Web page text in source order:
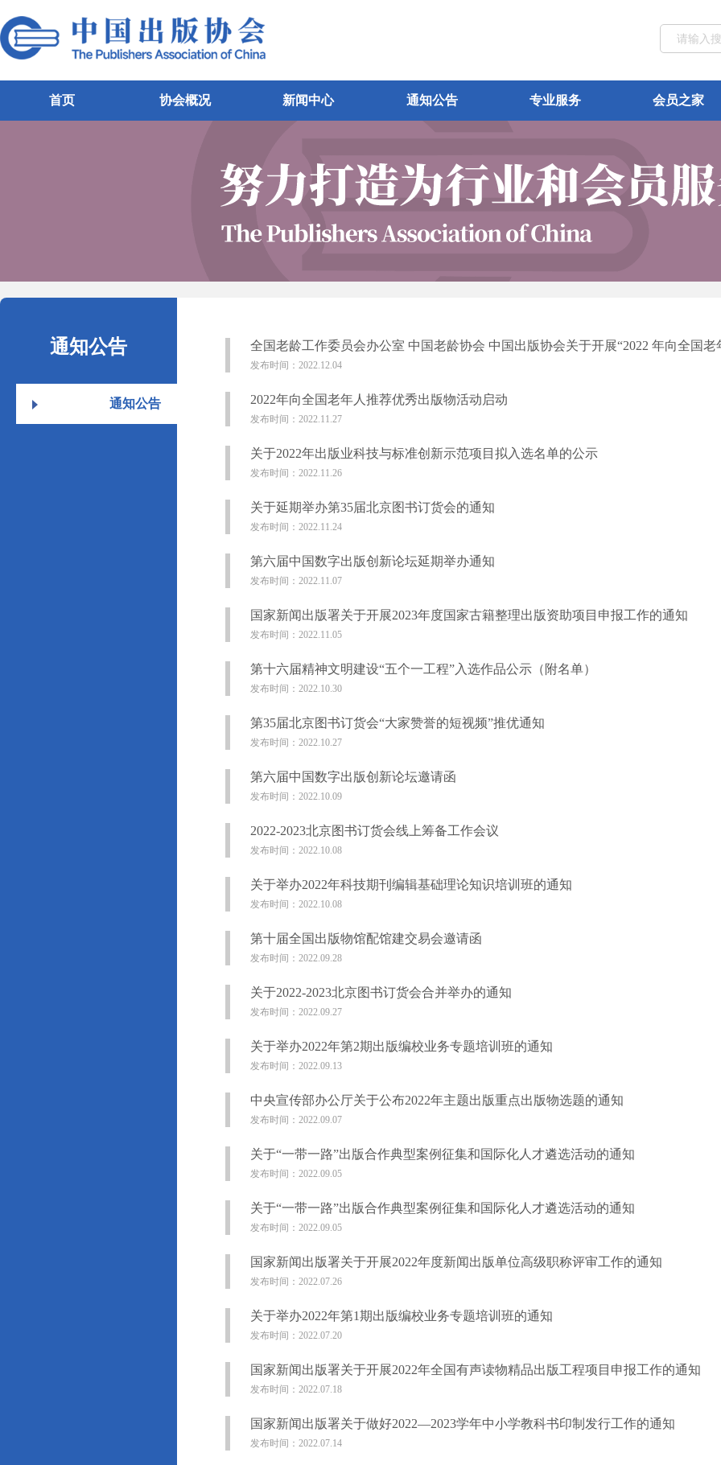
首页 协会概况 新闻中心 通知公告 专业服务 会员之家
通知公告
通知公告
发布时间：2022.12.04
2022年向全国老年人推荐优秀出版物活动启动
发布时间：2022.11.27
关于2022年出版业科技与标准创新示范项目拟入选名单的公示
发布时间：2022.11.26
关于延期举办第35届北京图书订货会的通知
发布时间：2022.11.24
第六届中国数字出版创新论坛延期举办通知
发布时间：2022.11.07
国家新闻出版署关于开展2023年度国家古籍整理出版资助项目申报工作的通知
发布时间：2022.11.05
第十六届精神文明建设“五个一工程”入选作品公示（附名单）
发布时间：2022.10.30
第35届北京图书订货会“大家赞誉的短视频”推优通知
发布时间：2022.10.27
第六届中国数字出版创新论坛邀请函
发布时间：2022.10.09
2022-2023北京图书订货会线上筹备工作会议
发布时间：2022.10.08
关于举办2022年科技期刊编辑基础理论知识培训班的通知
发布时间：2022.10.08
第十届全国出版物馆配馆建交易会邀请函
发布时间：2022.09.28
关于2022-2023北京图书订货会合并举办的通知
发布时间：2022.09.27
关于举办2022年第2期出版编校业务专题培训班的通知
发布时间：2022.09.13
中央宣传部办公厅关于公布2022年主题出版重点出版物选题的通知
发布时间：2022.09.07
关于“一带一路”出版合作典型案例征集和国际化人才遴选活动的通知
发布时间：2022.09.05
关于“一带一路”出版合作典型案例征集和国际化人才遴选活动的通知
发布时间：2022.09.05
国家新闻出版署关于开展2022年度新闻出版单位高级职称评审工作的通知
发布时间：2022.07.26
关于举办2022年第1期出版编校业务专题培训班的通知
发布时间：2022.07.20
国家新闻出版署关于开展2022年全国有声读物精品出版工程项目申报工作的通知
发布时间：2022.07.18
国家新闻出版署关于做好2022—2023学年中小学教科书印制发行工作的通知
发布时间：2022.07.14